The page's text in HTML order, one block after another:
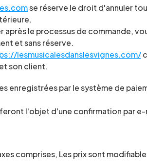
se réserve le droit d'annuler
après le processus de commande,
et sans réserve.
lesmusicalesdanslesvignes.com/
son client.
enregistrées par le système de
l'objet d'une confirmation par
comprises, Les prix sont